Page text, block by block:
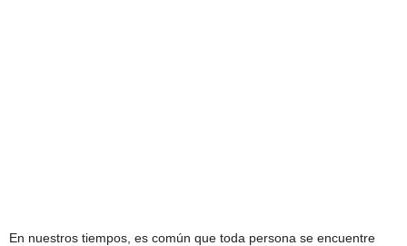
En nuestros tiempos, es común que toda persona se encuentre